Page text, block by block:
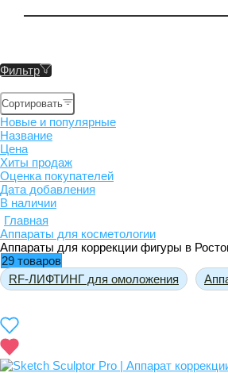
Фильтр
Сортировать
Новые и популярные
Название
Цена
Хиты продаж
Оценка покупателей
Дата добавления
В наличии
Главная
Аппараты для косметологии
Аппараты для коррекции фигуры в
29 товаров
RF-ЛИФТИНГ для омоложения